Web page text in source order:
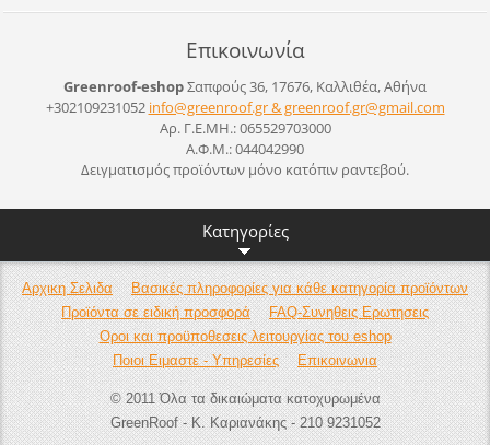
Επικοινωνία
Greenroof-eshopΣαπφούς 36, 17676, Καλλιθέα, Αθήνα
+302109231052 info@greenroof.gr & greenroof.gr@gmail.com
Αρ. Γ.Ε.ΜΗ.: 065529703000
Α.Φ.Μ.: 044042990
Δειγματισμός προϊόντων μόνο κατόπιν ραντεβού.
Κατηγορίες
Αρχικη Σελιδα
Βασικές πληροφορίες για κάθε κατηγορία προϊόντων
Προϊόντα σε ειδική προσφορά
FAQ-Συνηθεις Ερωτησεις
Οροι και προϋποθεσεις λειτουργίας του eshop
Ποιοι Ειμαστε - Υπηρεσίες
Επικοινωνια
© 2011 Όλα τα δικαιώματα κατοχυρωμένα
GreenRoof - Κ. Καριανάκης - 210 9231052